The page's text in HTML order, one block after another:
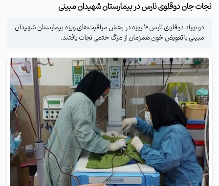
نجات جان دوقلوی نارس در بیمارستان شهیدان مبینی
دو نوزاد دوقلوی نارس 10 روزه در بخش مراقبت‌های ویژه بیمارستان شهیدان
مبینی با تعویض خون همزمان از مرگ حتمی نجات یافتند.